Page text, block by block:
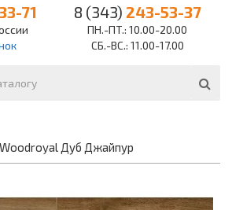
71 8 (343) 243-53-37
ПН.-ПТ.: 10.00-20.00
СБ.-ВС.: 11.00-17.00
Дуб Джайпур